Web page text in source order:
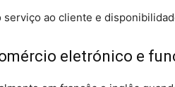
serviço ao cliente e
eletrónico e